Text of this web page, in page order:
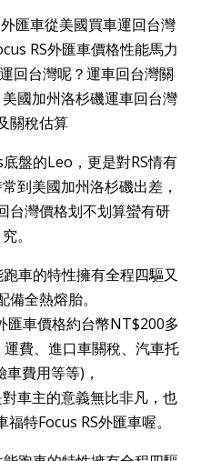
盤的Leo，更是對RS情有
到美國加州洛杉磯出差，
台灣價格划不划算蠻有研
究。
車的特性擁有全程四驅又
備全熱熔胎。
匯車價格約台幣NT$200多
費、進口車關稅、汽車托
費用等等)，
車主的意義無比非凡，也
福特Focus RS外匯車喔。